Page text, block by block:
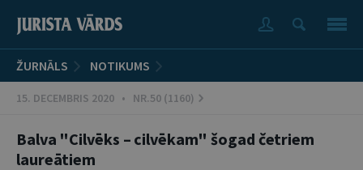
ŽURNĀLS NOTIKUMS
15. DECEMBRIS 2020 • NR.50 (1160)
Balva "Cilvēks – cilvēkam" šogad četriem
laureātiem